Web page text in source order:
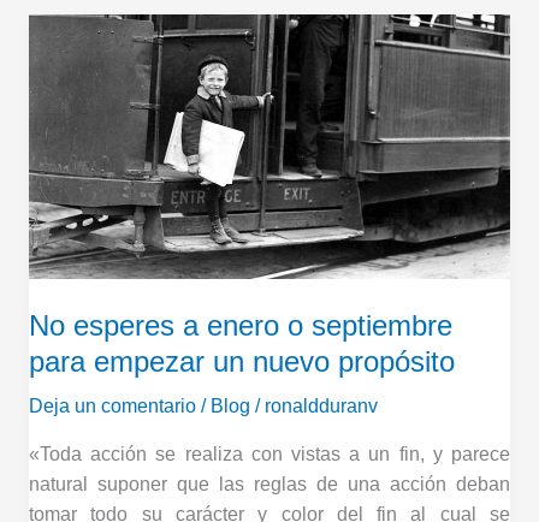
No esperes a enero o septiembre
para empezar un nuevo propósito
Deja un comentario / Blog / ronaldduranv
«Toda acción se realiza con vistas a un fin, y parece
natural suponer que las reglas de una acción deban
tomar todo su carácter y color del fin al cual se
esperes
a
enero
septiembre
para
empezar
un
propósito